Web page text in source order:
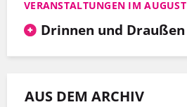
VERANSTALTUNGEN IM AUGUST
Drinnen und Draußen
AUS DEM ARCHIV